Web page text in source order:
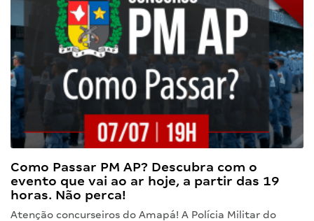
Como Passar PM AP? Descubra com o
evento que vai ao ar hoje, a partir das 19
horas. Não perca!
Atenção concurseiros do Amapá! A Polícia Militar do